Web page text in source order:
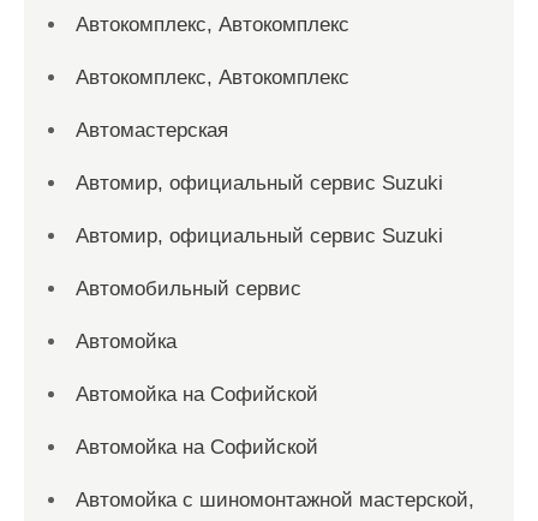
Автокомплекс, Автокомплекс
Автокомплекс, Автокомплекс
Автомастерская
Автомир, официальный сервис Suzuki
Автомир, официальный сервис Suzuki
Автомобильный сервис
Автомойка
Автомойка на Софийской
Автомойка на Софийской
Автомойка с шиномонтажной мастерской,